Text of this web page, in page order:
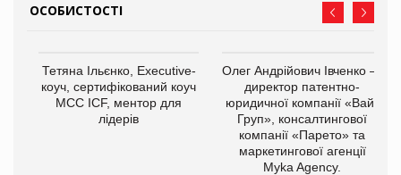
ОСОБИСТОСТІ
Тетяна Ільєнко, Executive-
коуч, сертифікований коуч
МСС ICF, ментор для
лідерів
Олег Андрійович Івченко —
директор патентно-
юридичної компанії «Вайз
Груп», консалтингової
компанії «Парето» та
маркетингової агенції
Myka Agency.